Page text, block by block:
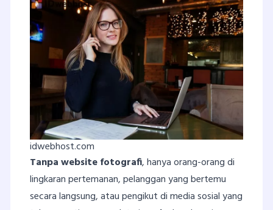
idwebhost.com
Tanpa website fotografi, hanya orang-orang di
lingkaran pertemanan, pelanggan yang bertemu
secara langsung, atau pengikut di media sosial yang